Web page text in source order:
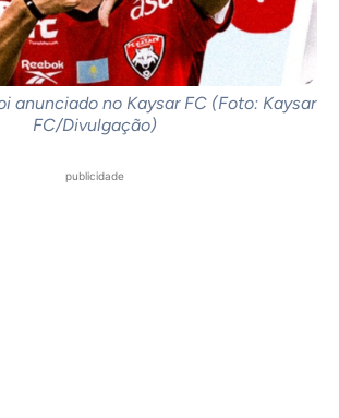
anunciado no Kaysar FC (Foto: Kaysar
FC/Divulgação)
publicidade